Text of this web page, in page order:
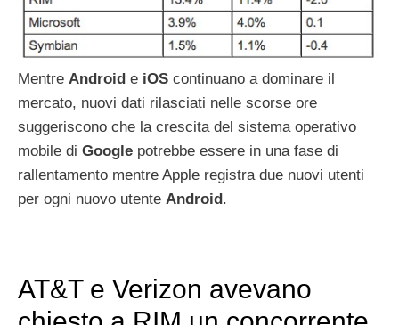
Mentre Android e iOS continuano a dominare il
mercato, nuovi dati rilasciati nelle scorse ore
suggeriscono che la crescita del sistema operativo
mobile di Google potrebbe essere in una fase di
rallentamento mentre Apple registra due nuovi utenti
per ogni nuovo utente Android .
AT&T e Verizon avevano